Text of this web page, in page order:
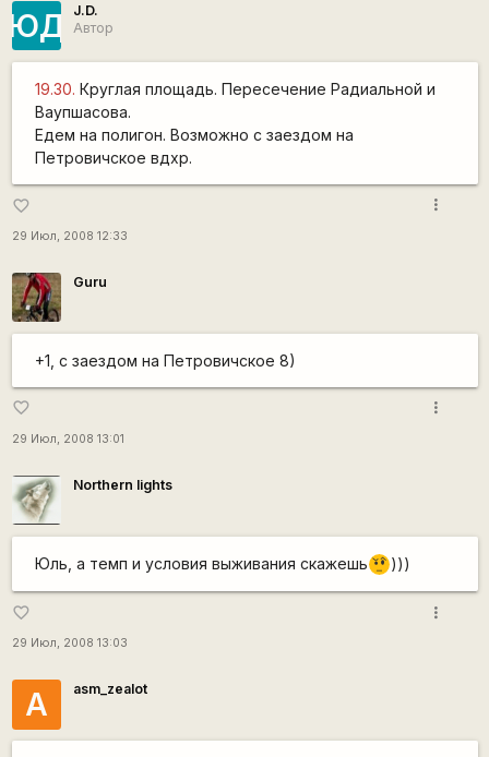
ЮД
J.D.
Автор
19.30. Круглая площадь. Пересечение Радиальной и
Ваупшасова.
Едем на полигон. Возможно с заездом на
Петровичское вдхр.
favorite_border
29 Июл, 2008 12:33
more_vert
Guru
+1, с заездом на Петровичское 8)
favorite_border
29 Июл, 2008 13:01
more_vert
Northern lights
Юль, а темп и условия выживания скажешь???)))
favorite_border
29 Июл, 2008 13:03
more_vert
A asm_zealot